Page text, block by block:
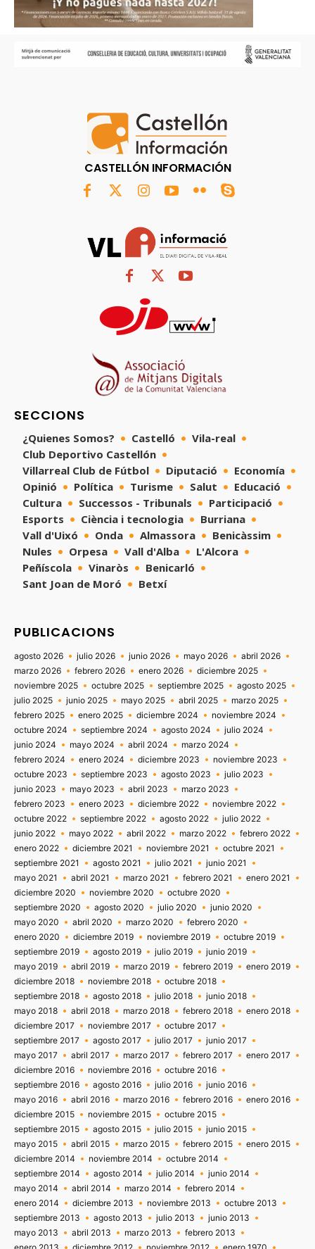
CASTELLÓN INFORMACIÓN
SECCIONS
¿Quienes Somos? Castelló
Vila-real
Club Deportivo Castellón
Villarreal Club de Fútbol
Diputació
Economía
Opinió
Política Turisme Salut
Educació
Cultura
Successos - Tribunals
Participació
Esports
Ciència i tecnologia
Burriana
Vall d'Uixó
Onda Almassora
Benicàssim
Nules
Orpesa Vall d'Alba
L'Alcora
Peñíscola
Vinaròs
Benicarló
Sant Joan de Moró
Betxí
PUBLICACIONS
agosto 2026 julio 2026 junio 2026 mayo 2026
abril 2026
marzo 2026
febrero 2026 enero 2026
diciembre 2025
noviembre 2025
octubre 2025 septiembre 2025
agosto 2025
julio 2025
junio 2025 mayo 2025 abril 2025
marzo 2025
febrero 2025
enero 2025 diciembre 2024
noviembre 2024
octubre 2024
septiembre 2024 agosto 2024
julio 2024
junio 2024
mayo 2024 abril 2024
marzo 2024
febrero 2024
enero 2024 diciembre 2023
noviembre 2023
octubre 2023
septiembre 2023 agosto 2023
julio 2023
junio 2023
mayo 2023 abril 2023
marzo 2023
febrero 2023
enero 2023 diciembre 2022
noviembre 2022
octubre 2022
septiembre 2022 agosto 2022
julio 2022
junio 2022
mayo 2022 abril 2022 marzo 2022
febrero 2022
enero 2022
diciembre 2021 noviembre 2021
octubre 2021
septiembre 2021
agosto 2021 julio 2021
junio 2021
mayo 2021
abril 2021 marzo 2021 febrero 2021
enero 2021
diciembre 2020
noviembre 2020
octubre 2020
septiembre 2020
agosto 2020 julio 2020
junio 2020
mayo 2020
abril 2020 marzo 2020
febrero 2020
enero 2020
diciembre 2019 noviembre 2019
octubre 2019
septiembre 2019
agosto 2019 julio 2019
junio 2019
mayo 2019
abril 2019 marzo 2019 febrero 2019
enero 2019
diciembre 2018
noviembre 2018
octubre 2018
septiembre 2018
agosto 2018 julio 2018
junio 2018
mayo 2018
abril 2018 marzo 2018 febrero 2018
enero 2018
diciembre 2017
noviembre 2017
octubre 2017
septiembre 2017
agosto 2017 julio 2017
junio 2017
mayo 2017
abril 2017 marzo 2017 febrero 2017
enero 2017
diciembre 2016
noviembre 2016
octubre 2016
septiembre 2016
agosto 2016 julio 2016
junio 2016
mayo 2016
abril 2016 marzo 2016 febrero 2016
enero 2016
diciembre 2015
noviembre 2015
octubre 2015
septiembre 2015
agosto 2015 julio 2015
junio 2015
mayo 2015
abril 2015 marzo 2015 febrero 2015
enero 2015
diciembre 2014
noviembre 2014
octubre 2014
septiembre 2014
agosto 2014 julio 2014
junio 2014
mayo 2014
abril 2014 marzo 2014
febrero 2014
enero 2014
diciembre 2013 noviembre 2013
octubre 2013
septiembre 2013
agosto 2013 julio 2013
junio 2013
mayo 2013
abril 2013 marzo 2013
febrero 2013